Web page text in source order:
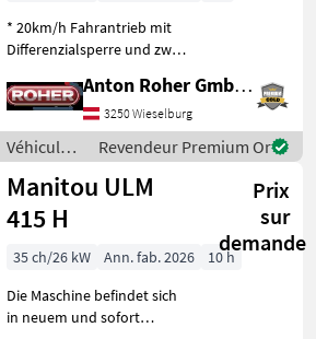
* 20km/h Fahrantrieb mit
Differenzialsperre und zwei
gefederter Fahrersitz *
hydraulischer
Schnellwechselrahmen-
System Weidemann * Schwi
Anton Roher GmbH (ACA Center Roher)
3250 Wieselburg
Véhicules
agricoles
à moteur /
Manitou
Revendeur Premium Or
Manitou ULM
415 H
Prix
sur
demande
35 ch/26 kW Ann. fab. 2026
10 h
Die Maschine befindet sich
in neuem und sofort